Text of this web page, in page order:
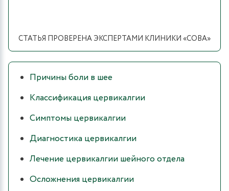
СТАТЬЯ ПРОВЕРЕНА ЭКСПЕРТАМИ КЛИНИКИ «СОВА»
Причины боли в шее
Классификация цервикалгии
Симптомы цервикалгии
Диагностика цервикалгии
Лечение цервикалгии шейного отдела
Осложнения цервикалгии